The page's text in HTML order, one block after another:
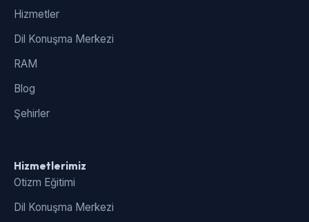
Hizmetler
Dil Konuşma Merkezi
RAM
Blog
Şehirler
Hizmetlerimiz
Otizm Eğitimi
Dil Konuşma Merkezi